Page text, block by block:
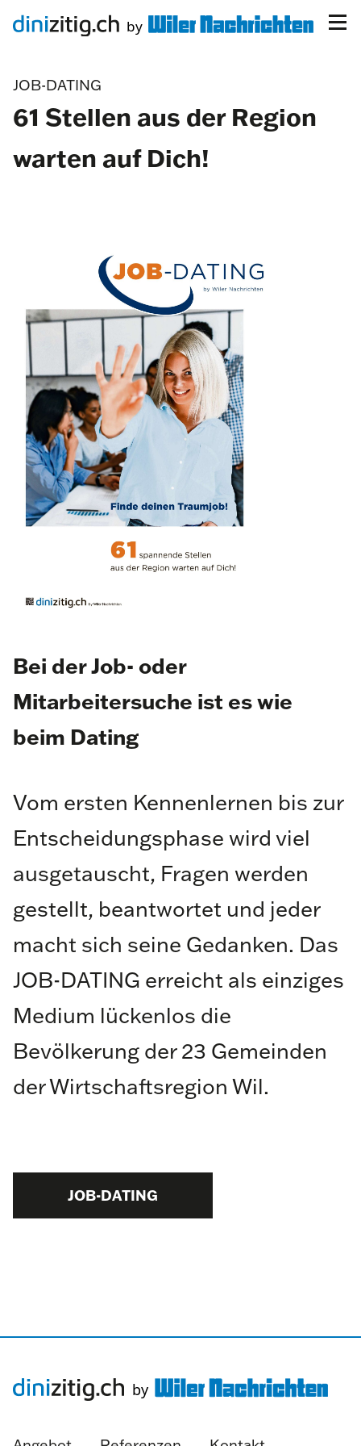
JOB-DATING
61 Stellen aus der Region
warten auf Dich!
Bei der Job- oder
Mitarbeitersuche ist es wie
beim Dating
Vom ersten Kennenlernen bis zur
Entscheidungsphase wird viel
ausgetauscht, Fragen werden
gestellt, beantwortet und jeder
macht sich seine Gedanken. Das
JOB-DATING erreicht als einziges
Medium lückenlos die
Bevölkerung der 23 Gemeinden
der Wirtschaftsregion Wil.
JOB-DATING